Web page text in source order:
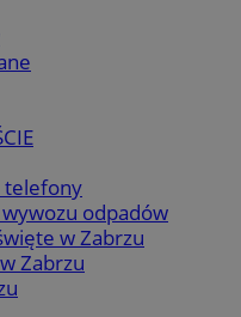
telefony
odpadów
w Zabrzu
Zabrzu